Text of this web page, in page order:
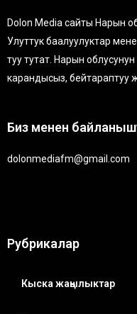
Dolon Media сайты Нарын
Улуттук баалуулуктар
туу тутат. Нарын
карандысыз, бейтараптуу
Биз менен
dolonmediafm@gmail.com
Рубрикалар
Кыска жаңылыктар